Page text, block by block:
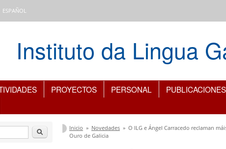
ESPAÑOL
Instituto da Lingua
PROYECTOS PERSONAL PUBLICACIONES
Se encuentra usted aquí
Inicio » Novedades » O ILG e Ángel Carracedo reclaman
Ouro de Galicia
Buscar